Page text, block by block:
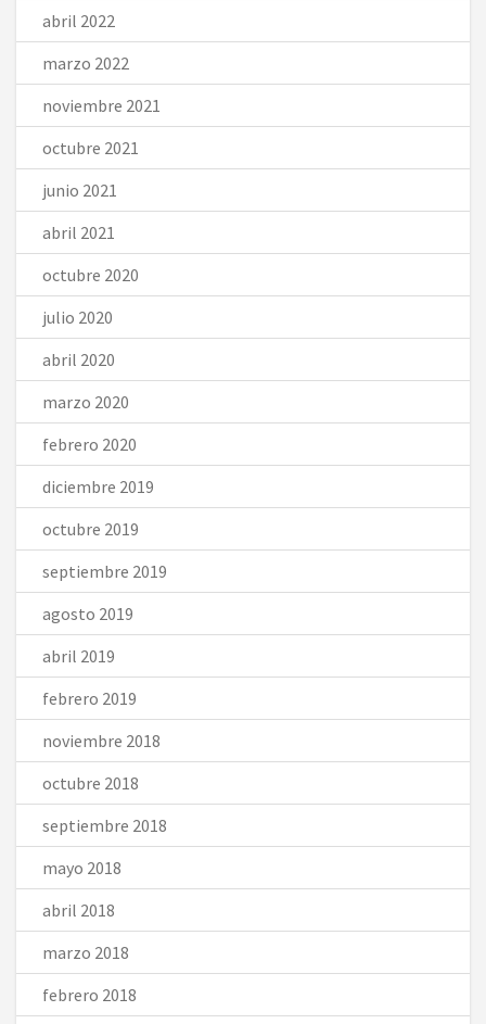
abril 2022
marzo 2022
noviembre 2021
octubre 2021
junio 2021
abril 2021
octubre 2020
julio 2020
abril 2020
marzo 2020
febrero 2020
diciembre 2019
octubre 2019
septiembre 2019
agosto 2019
abril 2019
febrero 2019
noviembre 2018
octubre 2018
septiembre 2018
mayo 2018
abril 2018
marzo 2018
febrero 2018